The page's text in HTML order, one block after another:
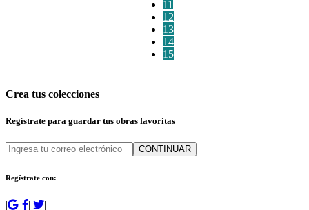
11
12
13
14
15
Crea tus colecciones
Regístrate para guardar tus obras favoritas
CONTINUAR
Regístrate con:
| | | |